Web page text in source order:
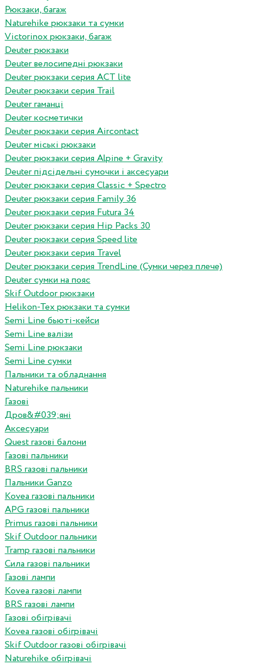
Рюкзаки, багаж
Naturehike рюкзаки та сумки
Victorinox рюкзаки, багаж
Deuter рюкзаки
Deuter велосипедні рюкзаки
Deuter рюкзаки серия ACT lite
Deuter рюкзаки серия Trail
Deuter гаманці
Deuter косметички
Deuter рюкзаки серия Aircontact
Deuter міські рюкзаки
Deuter рюкзаки серия Alpine + Gravity
Deuter підсідельні сумочки і аксесуари
Deuter рюкзаки серия Classic + Spectro
Deuter рюкзаки серия Family 36
Deuter рюкзаки серия Futura 34
Deuter рюкзаки серия Hip Packs 30
Deuter рюкзаки серия Speed lite
Deuter рюкзаки серия Travel
Deuter рюкзаки серия TrendLine (Сумки через плече)
Deuter сумки на пояс
Skif Outdoor рюкзаки
Helikon-Tex рюкзаки та сумки
Semi Line бьюті-кейси
Semi Line валізи
Semi Line рюкзаки
Semi Line сумки
Пальники та обладнання
Naturehike пальники
Газові
Дров&#039;яні
Аксесуари
Quest газові балони
Газові пальники
BRS газові пальники
Пальники Ganzo
Kovea газові пальники
APG газові пальники
Primus газові пальники
Skif Outdoor пальники
Tramp газові пальники
Сила газові пальники
Газові лампи
Kovea газові лампи
BRS газові лампи
Газові обігрівачі
Kovea газові обігрівачі
Skif Outdoor газові обігрівачі
Naturehike обігрівачі